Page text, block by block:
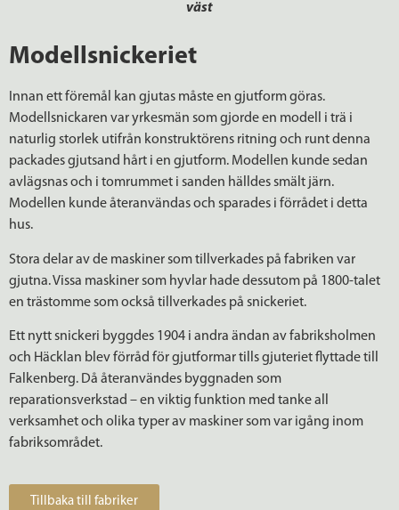
väst
Modellsnickeriet
Innan ett föremål kan gjutas måste en gjutform göras.
Modellsnickaren var yrkesmän som gjorde en modell i trä i
naturlig storlek utifrån konstruktörens ritning och runt denna
packades gjutsand hårt i en gjutform. Modellen kunde sedan
avlägsnas och i tomrummet i sanden hälldes smält järn.
Modellen kunde återanvändas och sparades i förrådet i detta
hus.
Stora delar av de maskiner som tillverkades på fabriken var
gjutna. Vissa maskiner som hyvlar hade dessutom på 1800-talet
en trästomme som också tillverkades på snickeriet.
Ett nytt snickeri byggdes 1904 i andra ändan av fabriksholmen
och Häcklan blev förråd för gjutformar tills gjuteriet flyttade till
Falkenberg. Då återanvändes byggnaden som
reparationsverkstad – en viktig funktion med tanke all
verksamhet och olika typer av maskiner som var igång inom
fabriksområdet.
Tillbaka till fabriker